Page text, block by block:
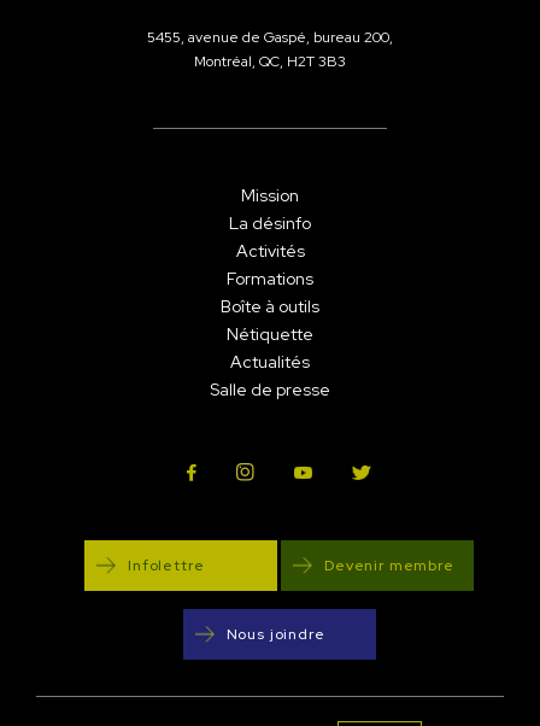
5455, avenue de Gaspé, bureau 200,
Montréal, QC, H2T 3B3
Mission
La désinfo
Activités
Formations
Boîte à outils
Nétiquette
Actualités
Salle de presse
Infolettre Devenir membre
Nous joindre